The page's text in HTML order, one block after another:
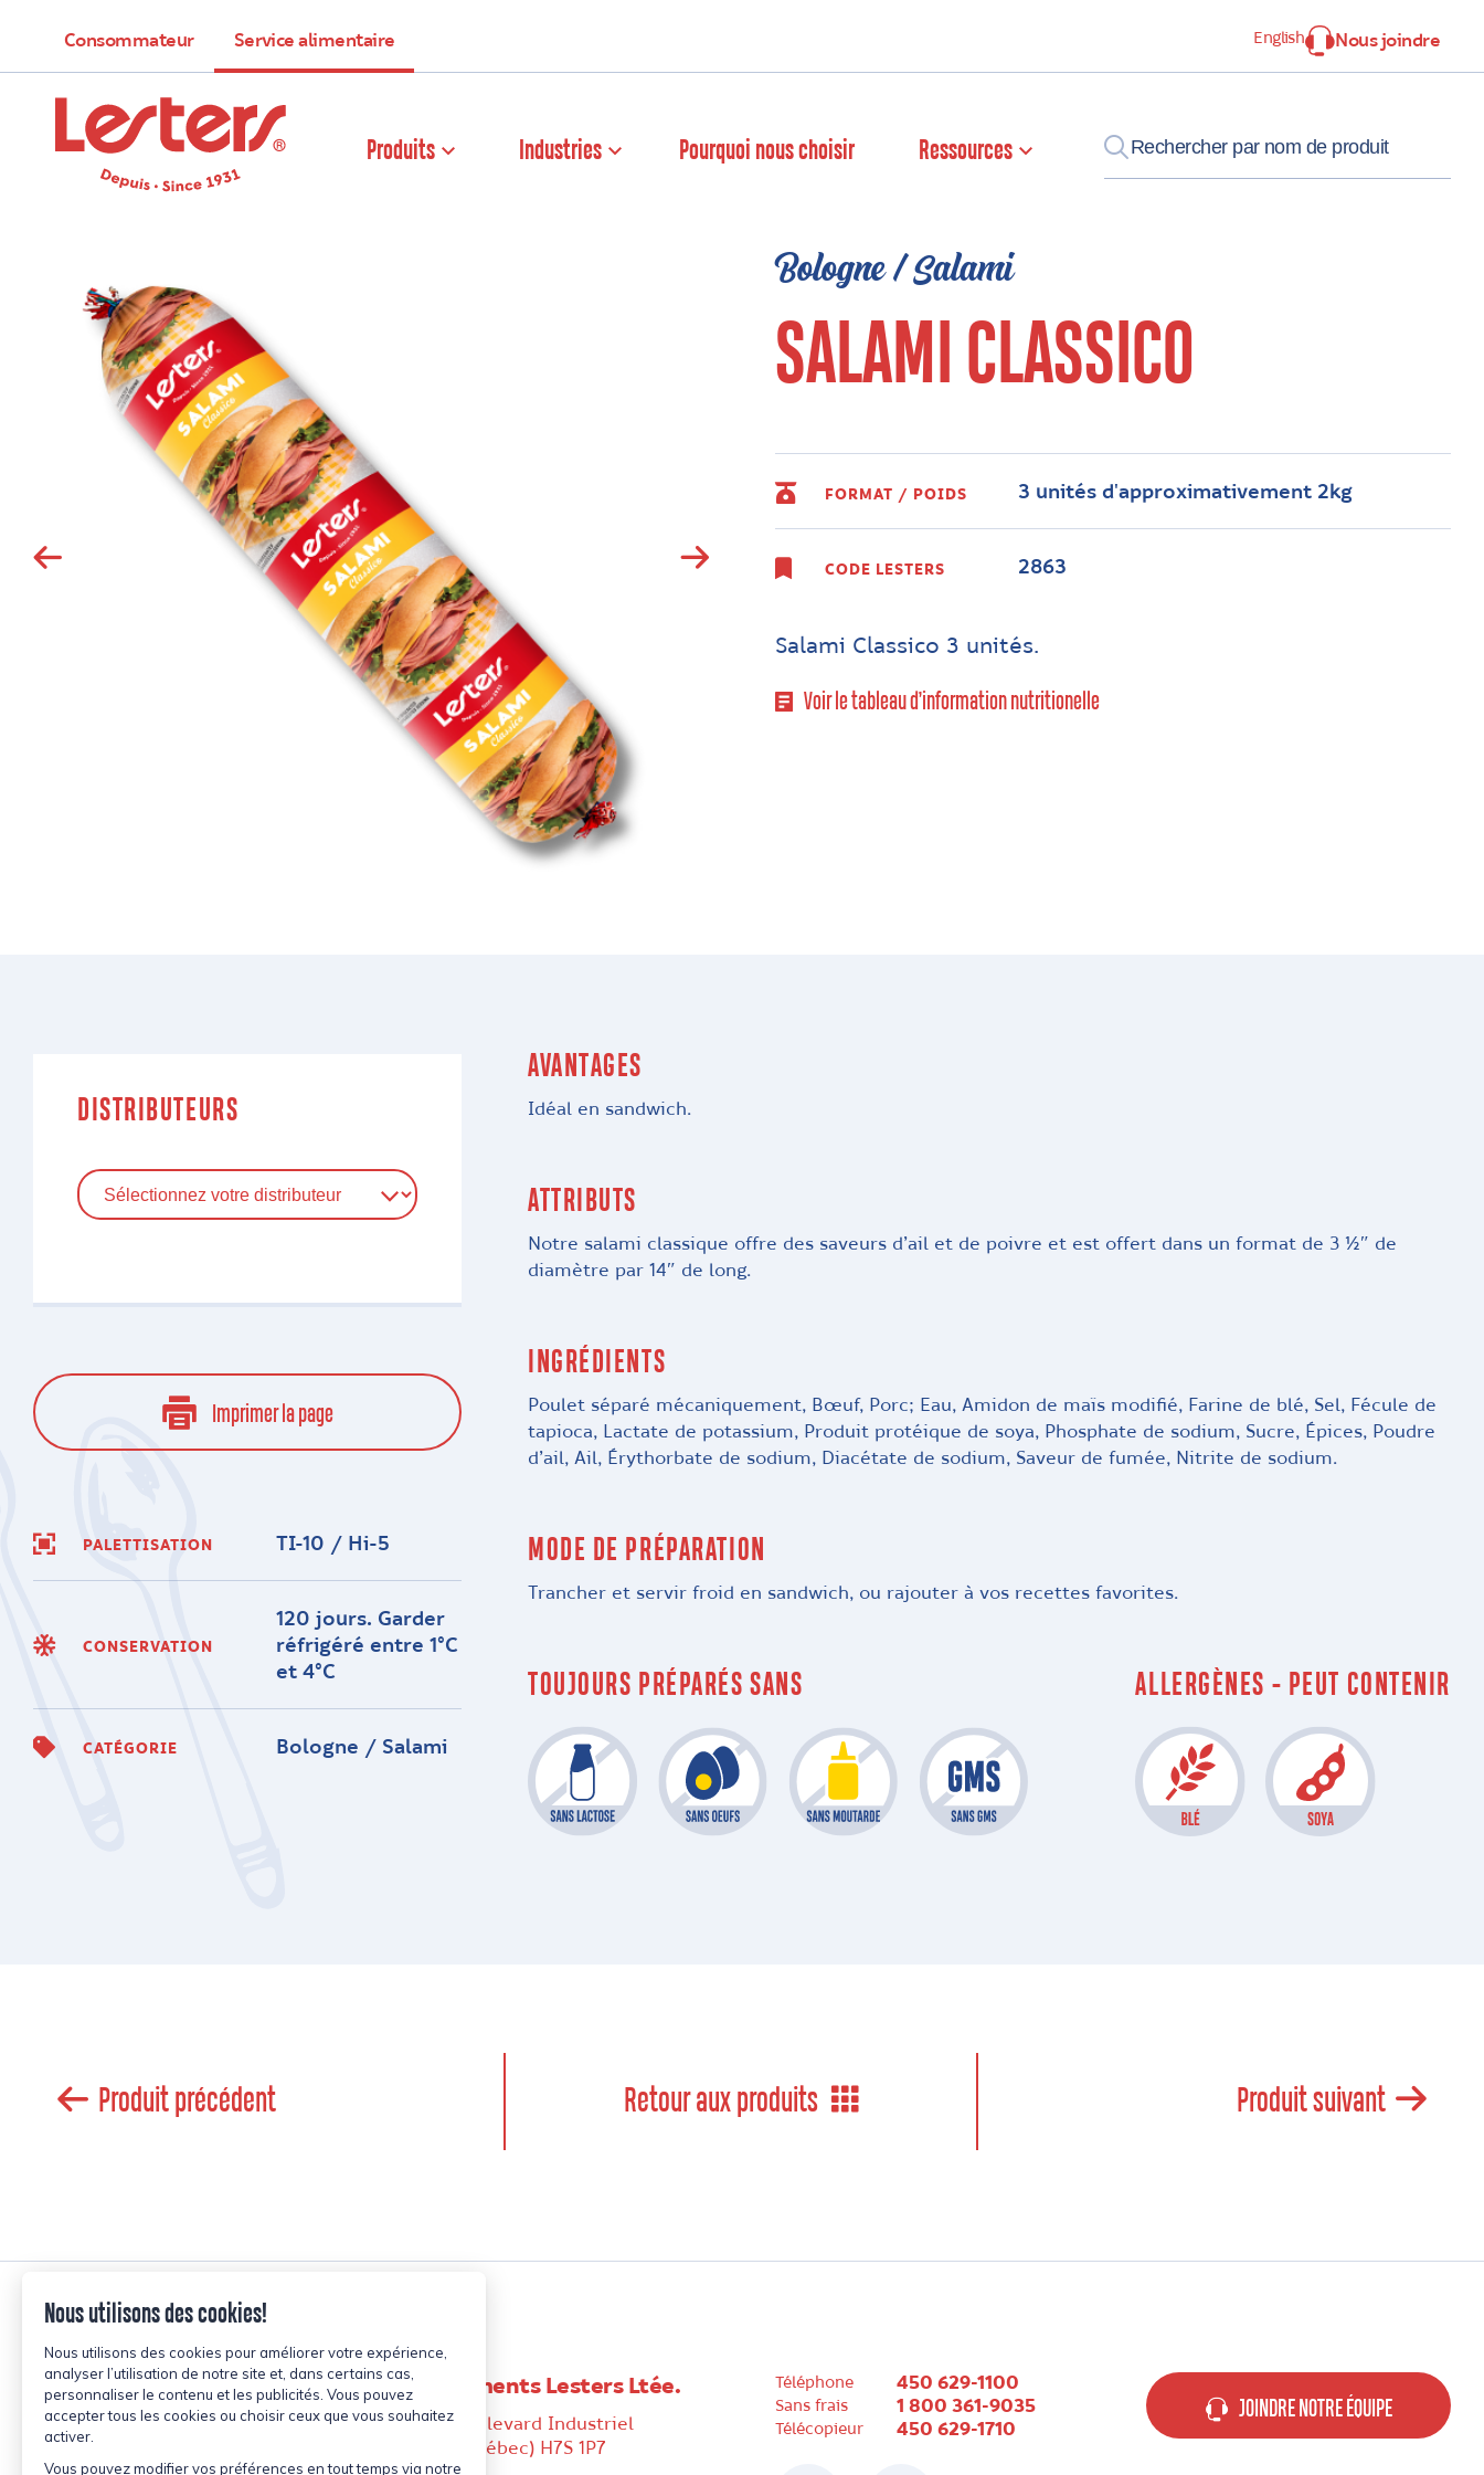
Consommateur Service alimentaire English Nous joindre
Produits Industries Pourquoi nous choisir Ressources
Bologne / Salami
SALAMI CLASSICO
FORMAT / POIDS 3 unités d'approximativement 2kg
CODE LESTERS 2863
Salami Classico 3 unités.
Voir le tableau d’information nutritionelle
DISTRIBUTEURS
Imprimer la page
PALETTISATION TI-10 / Hi-5
CONSERVATION
120 jours. Garder
réfrigéré entre 1°C
et 4°C
CATÉGORIE Bologne / Salami
AVANTAGES
Idéal en sandwich.
ATTRIBUTS
Notre salami classique offre des saveurs d’ail et de poivre et est offert dans un format de 3 ½″ de
diamètre par 14″ de long.
INGRÉDIENTS
Poulet séparé mécaniquement, Bœuf, Porc; Eau, Amidon de maïs modifié, Farine de blé, Sel, Fécule de
tapioca, Lactate de potassium, Produit protéique de soya, Phosphate de sodium, Sucre, Épices, Poudre
d’ail, Ail, Érythorbate de sodium, Diacétate de sodium, Saveur de fumée, Nitrite de sodium.
MODE DE PRÉPARATION
Trancher et servir froid en sandwich, ou rajouter à vos recettes favorites.
TOUJOURS PRÉPARÉS SANS ALLERGÈNES - PEUT CONTENIR
Produit précédent Retour aux produits Produit suivant
Les Aliments Lesters Ltée.
2105, Boulevard Industriel
Laval (Québec) H7S 1P7
Téléphone 450 629-1100
Sans frais 1 800 361-9035
Télécopieur 450 629-1710
JOINDRE NOTRE ÉQUIPE